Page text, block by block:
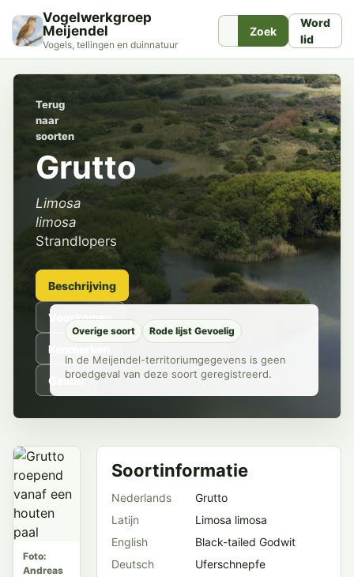
Vogelwerkgroep
Meijendel
Vogels, tellingen en duinnatuur
Zoek
Word
lid
Terug
naar
soorten
Grutto
Limosa
limosa
Strandlopers
Beschrijving
Voorkomen
Kenmerken
Geluid
Overige soort Rode lijst Gevoelig
In de Meijendel-territoriumgegevens is geen
broedgeval van deze soort geregistreerd.
Foto:
Andreas
Soortinformatie
Nederlands
Grutto
Latijn
Limosa limosa
English
Black-tailed Godwit
Deutsch
Uferschnepfe